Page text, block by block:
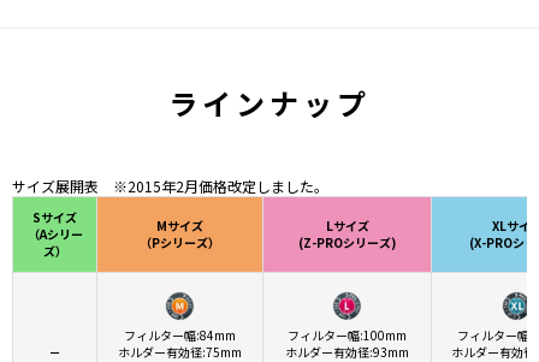
ラインナップ
サイズ展開表 ※2015年2月価格改定しました。
Sサイズ
（Aシリー
ズ）
Mサイズ
（Pシリーズ）
Lサイズ
(Z-PROシリーズ)
XLサイ
(X-PROシ
－
フィルター幅:84mm
ホルダー有効径:75mm
フィルター幅:100mm
ホルダー有効径:93mm
フィルター幅
ホルダー有効